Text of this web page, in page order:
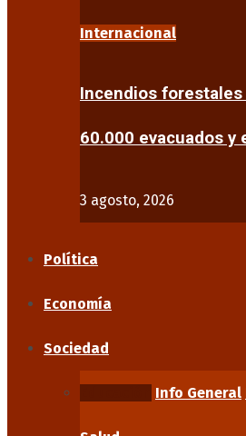
Internacional
Incendios forestales
60.000 evacuados y
3 agosto, 2026
Política
Economía
Sociedad
Info General